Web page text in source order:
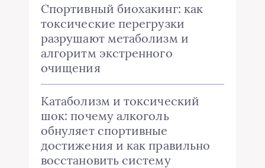
Спортивный биохакинг: как
токсические перегрузки
разрушают метаболизм и
алгоритм экстренного
очищения
Катаболизм и токсический
шок: почему алкоголь
обнуляет спортивные
достижения и как правильно
восстановить систему